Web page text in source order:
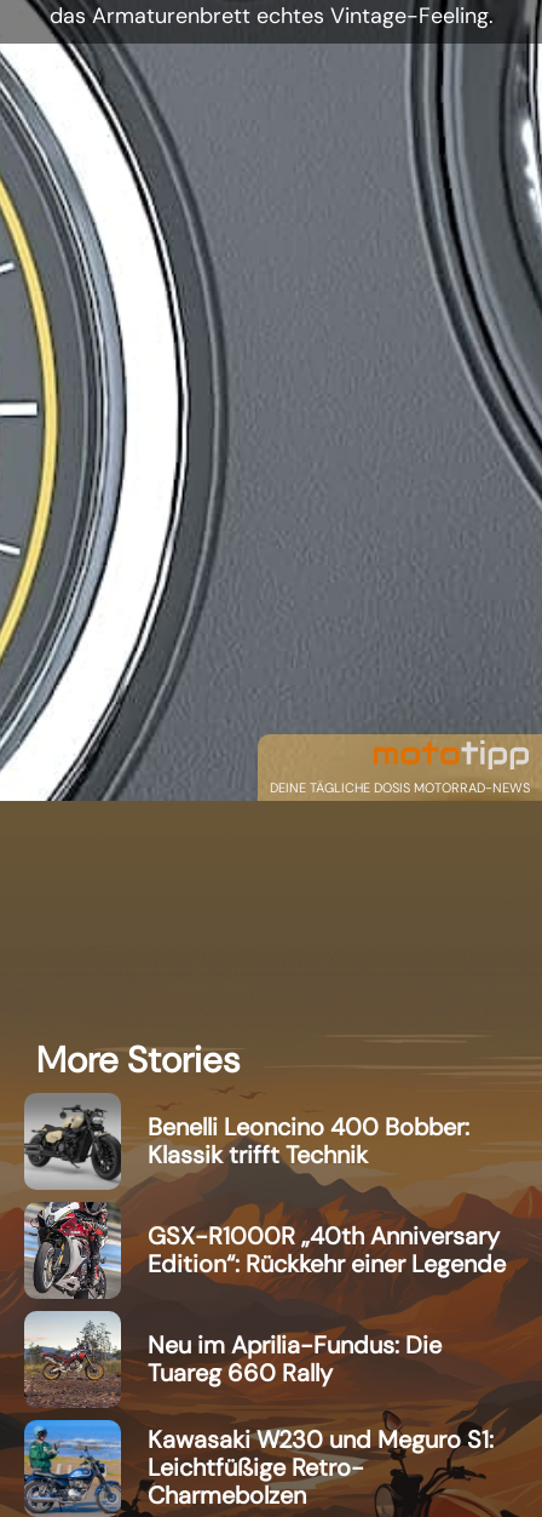
das Armaturenbrett echtes Vintage-Feeling.
DEINE TÄGLICHE DOSIS MOTORRAD-NEWS
More Stories
Benelli Leoncino 400 Bobber:
Klassik trifft Technik
GSX-R1000R „40th Anniversary
Edition“: Rückkehr einer Legende
Neu im Aprilia-Fundus: Die
Tuareg 660 Rally
Kawasaki W230 und Meguro S1:
Leichtfüßige Retro-
Charmebolzen